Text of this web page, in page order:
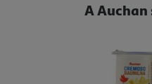
A Auchan